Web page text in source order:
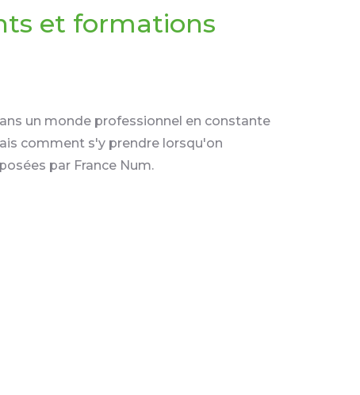
et formations
un monde professionnel en constante
comment s'y prendre lorsqu'on
par France Num.